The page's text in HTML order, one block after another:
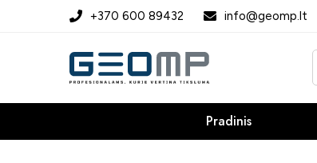
+370 600 89432 info@geomp.lt
Pradinis